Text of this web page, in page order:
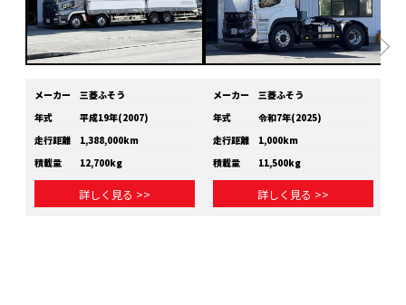
メーカー
三菱ふそう
年式
平成19年(2007)
走行距離
1,388,000km
積載量
12,700kg
詳しく見る >>
メーカー
三菱ふそう
年式
令和7年(2025)
走行距離
1,000km
積載量
11,500kg
詳しく見る >>